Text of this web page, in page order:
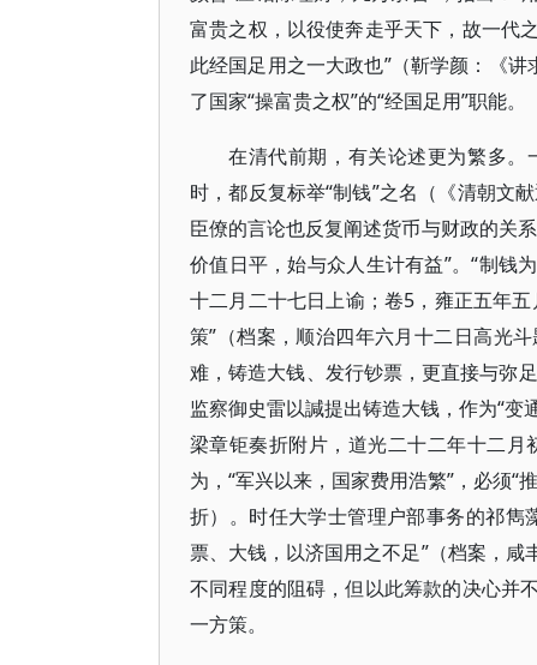
富贵之权，以役使奔走乎天下，故一代
此经国足用之一大政也”（靳学颜：《
了国家“操富贵之权”的“经国足用”职能。
在清代前期，有关论述更为繁多
时，都反复标举“制钱”之名（《清朝文
臣僚的言论也反复阐述货币与财政的关
价值日平，始与众人生计有益”。“制钱
十二月二十七日上谕；卷5，雍正五年
策”（档案，顺治四年六月十二日高光
难，铸造大钱、发行钞票，更直接与弥
监察御史雷以諴提出铸造大钱，作为“变
梁章钜奏折附片，道光二十二年十二
为，“军兴以来，国家费用浩繁”，必须“
折）。时任大学士管理户部事务的祁雋
票、大钱，以济国用之不足”（档案，
不同程度的阻碍，但以此筹款的决心并
一方策。